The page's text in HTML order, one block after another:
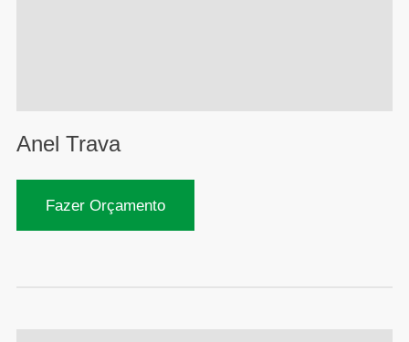
Anel Trava
Fazer Orçamento